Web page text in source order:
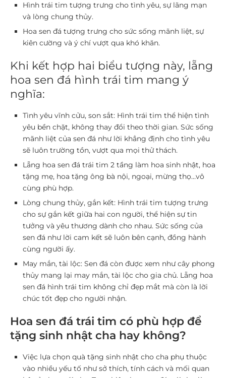
Hình trái tim tượng trưng cho tình yêu, sự lãng mạn
và lòng chung thủy.
Hoa sen đá tượng trưng cho sức sống mãnh liệt, sự
kiên cường và ý chí vượt qua khó khăn.
Khi kết hợp hai biểu tượng này, lẵng
hoa sen đá hình trái tim mang ý
nghĩa:
Tình yêu vĩnh cửu, son sắt: Hình trái tim thể hiện tình
yêu bền chặt, không thay đổi theo thời gian. Sức sống
mãnh liệt của sen đá như lời khẳng định cho tình yêu
sẽ luôn trường tồn, vượt qua mọi thử thách.
Lẵng hoa sen đá trái tim 2 tầng làm hoa sinh nhật, hoa
tặng mẹ, hoa tặng ông bà nội, ngoại, mừng thọ…vô
cùng phù hợp.
Lòng chung thủy, gắn kết: Hình trái tim tượng trưng
cho sự gắn kết giữa hai con người, thể hiện sự tin
tưởng và yêu thương dành cho nhau. Sức sống của
sen đá như lời cam kết sẽ luôn bên cạnh, đồng hành
cùng người ấy.
May mắn, tài lộc: Sen đá còn được xem như cây phong
thủy mang lại may mắn, tài lộc cho gia chủ. Lẵng hoa
sen đá hình trái tim không chỉ đẹp mắt mà còn là lời
chúc tốt đẹp cho người nhận.
Hoa sen đá trái tim có phù hợp để
tặng sinh nhật cha hay không?
Việc lựa chọn quà tặng sinh nhật cho cha phụ thuộc
vào nhiều yếu tố như sở thích, tính cách và mối quan